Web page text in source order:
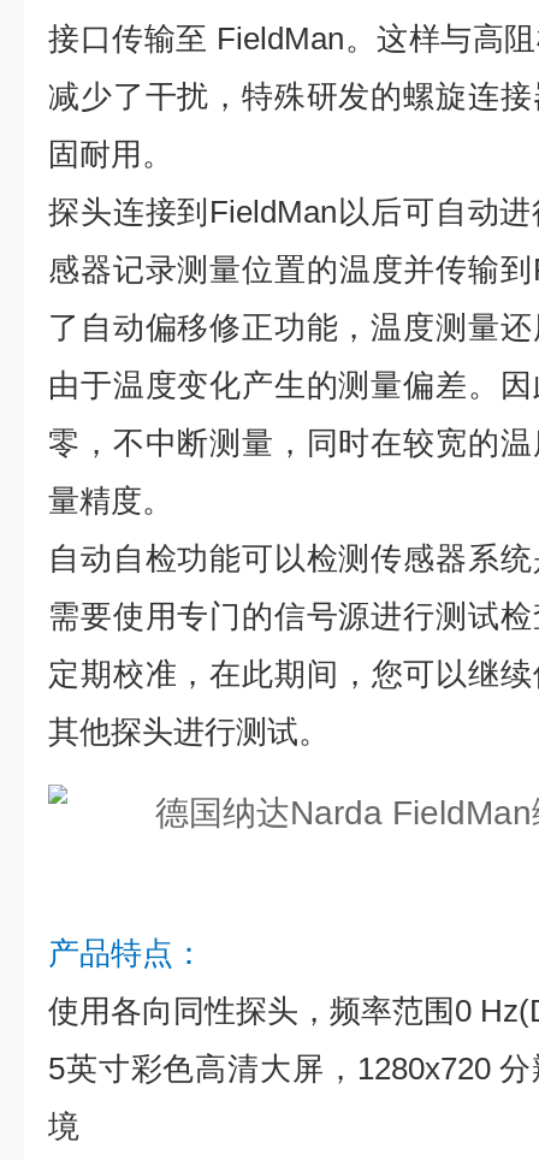
接口传输至 FieldMan。这样与高
减少了干扰，特殊研发的螺旋连
固耐用。
探头连接到FieldMan以后可自动
感器记录测量位置的温度并传输
了自动偏移修正功能，温度测量
由于温度变化产生的测量偏差。
零，不中断测量，同时在较宽的
量精度。
自动自检功能可以检测传感器系
需要使用专门的信号源进行测试
定期校准，在此期间，您可以继
其他探头进行测试。
产品特点：
使用各向同性探头，频率范围0
5英寸彩色高清大屏，1280x720
境